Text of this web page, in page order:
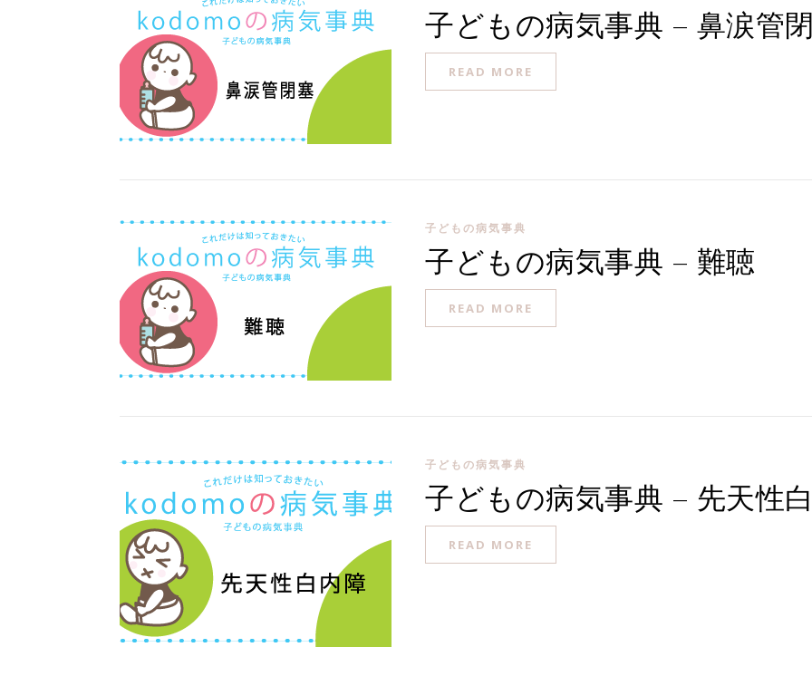
子どもの病気事典 – 鼻涙管
READ MORE
子どもの病気事典
子どもの病気事典 – 難聴
READ MORE
子どもの病気事典
子どもの病気事典 – 先天性
READ MORE